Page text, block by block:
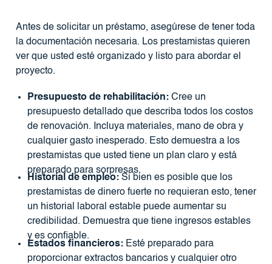
Antes de solicitar un préstamo, asegúrese de tener toda
la documentación necesaria. Los prestamistas quieren
ver que usted esté organizado y listo para abordar el
proyecto.
Presupuesto de rehabilitación:Cree un
presupuesto detallado que describa todos los costos
de renovación. Incluya materiales, mano de obra y
cualquier gasto inesperado. Esto demuestra a los
prestamistas que usted tiene un plan claro y está
preparado para sorpresas.
Historial de empleo:Si bien es posible que los
prestamistas de dinero fuerte no requieran esto, tener
un historial laboral estable puede aumentar su
credibilidad. Demuestra que tiene ingresos estables
y es confiable.
Estados financieros:Esté preparado para
proporcionar extractos bancarios y cualquier otro